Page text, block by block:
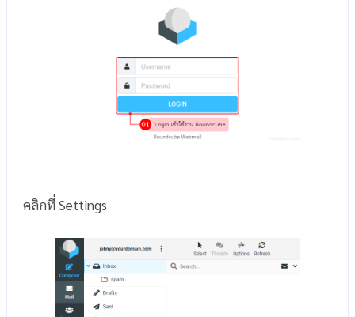
คลิกที่ Settings